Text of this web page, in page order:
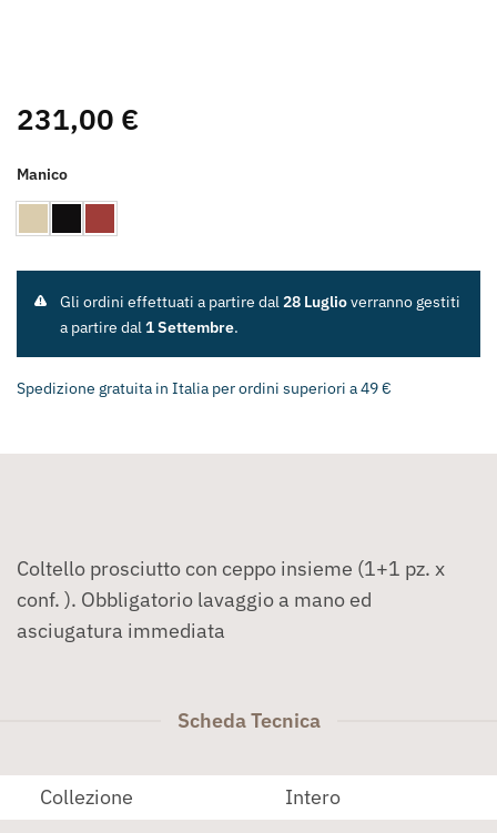
231,00 €
Manico
Gli ordini effettuati a partire dal 28 Luglioverranno gestiti
a partire dal1 Settembre.
Spedizione gratuita in Italia per ordini superiori a 49 €
Coltello prosciutto con ceppo insieme (1+1 pz. x
conf. ). Obbligatorio lavaggio a mano ed
asciugatura immediata
Scheda Tecnica
Collezione
Intero